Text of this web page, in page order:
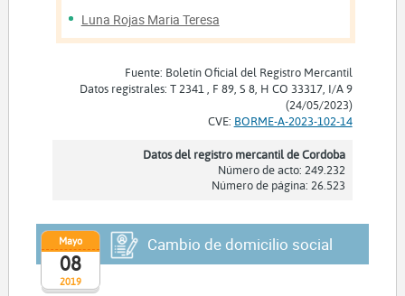
Luna Rojas Maria Teresa
Fuente: Boletín Oficial del Registro Mercantil
Datos registrales: T 2341 , F 89, S 8, H CO 33317, I/A 9
(24/05/2023)
CVE: BORME-A-2023-102-14
Datos del registro mercantil de Cordoba
Número de acto: 249.232
Número de página: 26.523
2019
Mayo
08
Cambio de domicilio social